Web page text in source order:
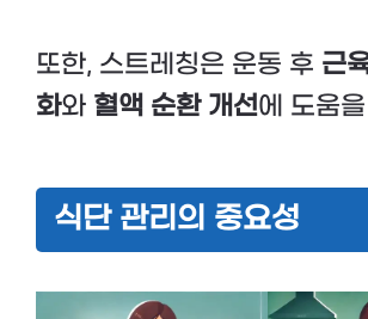
또한, 스트레칭은 운동 후 근
화와 혈액 순환 개선에 도움
식단 관리의 중요성